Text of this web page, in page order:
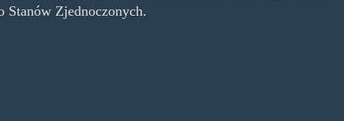
Stanów Zjednoczonych.